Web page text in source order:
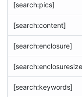
[search:pics]
[search:content]
[search:enclosure]
[search:keywords]